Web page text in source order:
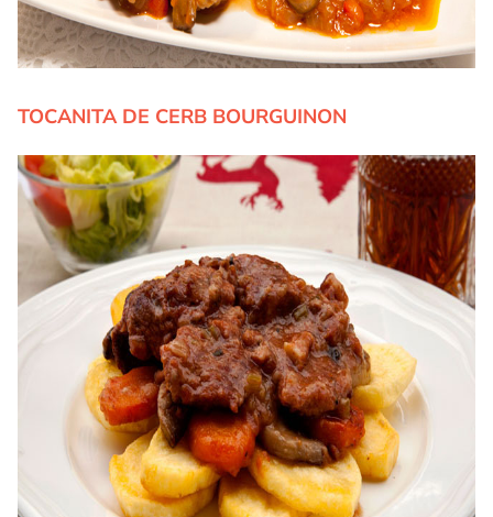
TOCANITA DE CERB BOURGUINON